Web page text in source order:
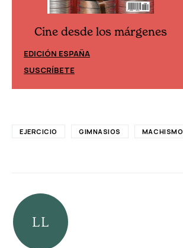
Cine desde los márgenes
EDICIÓN ESPAÑA
SUSCRÍBETE
EJERCICIO GIMNASIOS MACHISMO